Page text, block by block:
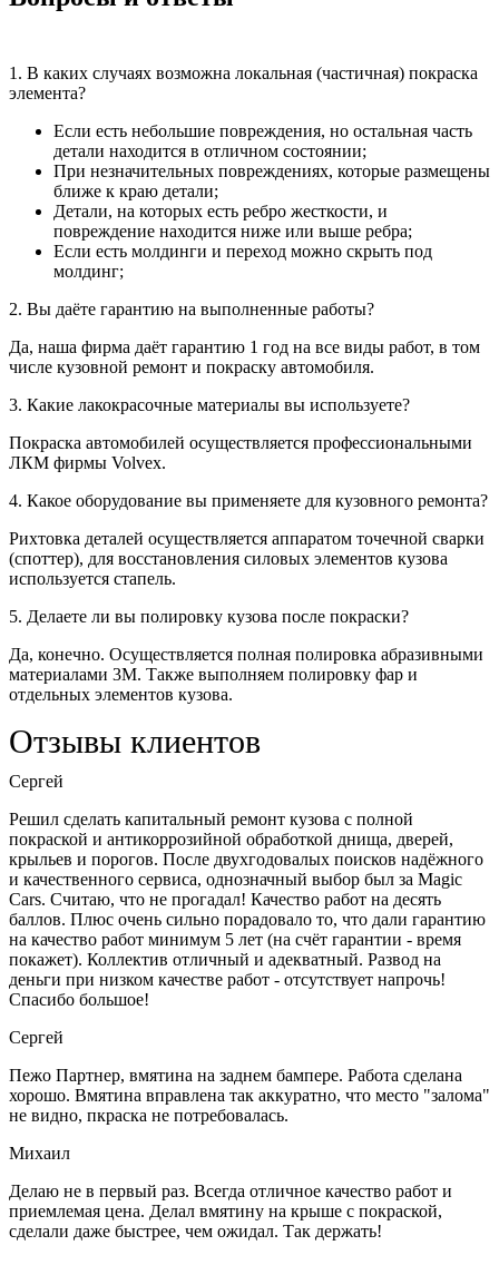
1. В каких случаях возможна локальная (частичная) покраска
элемента?
Если есть небольшие повреждения, но остальная часть
детали находится в отличном состоянии;
При незначительных повреждениях, которые размещены
ближе к краю детали;
Детали, на которых есть ребро жесткости, и
повреждение находится ниже или выше ребра;
Если есть молдинги и переход можно скрыть под
молдинг;
2. Вы даёте гарантию на выполненные работы?
Да, наша фирма даёт гарантию 1 год на все виды работ, в том
числе кузовной ремонт и покраску автомобиля.
3. Какие лакокрасочные материалы вы используете?
Покраска автомобилей осуществляется профессиональными
ЛКМ фирмы Volvex.
4. Какое оборудование вы применяете для кузовного ремонта?
Рихтовка деталей осуществляется аппаратом точечной сварки
(споттер), для восстановления силовых элементов кузова
используется стапель.
5. Делаете ли вы полировку кузова после покраски?
Да, конечно. Осуществляется полная полировка абразивными
материалами 3М. Также выполняем полировку фар и
отдельных элементов кузова.
Отзывы клиентов
Сергей
Решил сделать капитальный ремонт кузова с полной
покраской и антикоррозийной обработкой днища, дверей,
крыльев и порогов. После двухгодовалых поисков надёжного
и качественного сервиса, однозначный выбор был за Magic
Cars. Считаю, что не прогадал! Качество работ на десять
баллов. Плюс очень сильно порадовало то, что дали гарантию
на качество работ минимум 5 лет (на счёт гарантии - время
покажет). Коллектив отличный и адекватный. Развод на
деньги при низком качестве работ - отсутствует напрочь!
Спасибо большое!
Сергей
Пежо Партнер, вмятина на заднем бампере. Работа сделана
хорошо. Вмятина вправлена так аккуратно, что место "залома"
не видно, пкраска не потребовалась.
Михаил
Делаю не в первый раз. Всегда отличное качество работ и
приемлемая цена. Делал вмятину на крыше с покраской,
сделали даже быстрее, чем ожидал. Так держать!